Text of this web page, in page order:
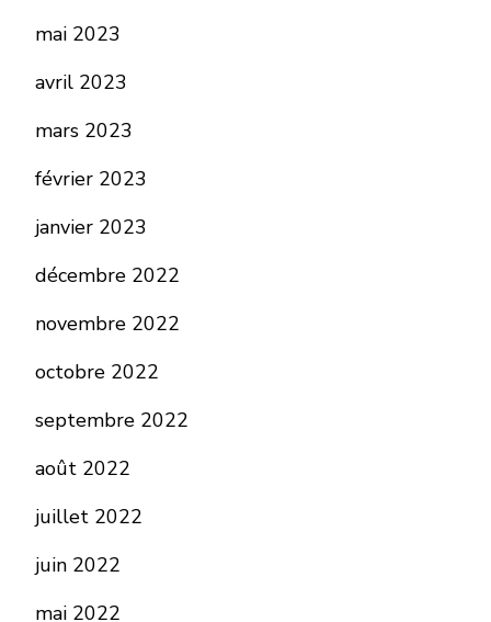
mai 2023
avril 2023
mars 2023
février 2023
janvier 2023
décembre 2022
novembre 2022
octobre 2022
septembre 2022
août 2022
juillet 2022
juin 2022
mai 2022